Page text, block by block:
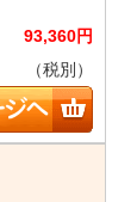
93,360円
（税別）